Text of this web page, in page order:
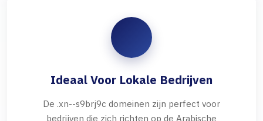
Ideaal Voor Lokale Bedrijven
De .xn--s9brj9c domeinen zijn perfect voor
bedrijven die zich richten op de Arabische